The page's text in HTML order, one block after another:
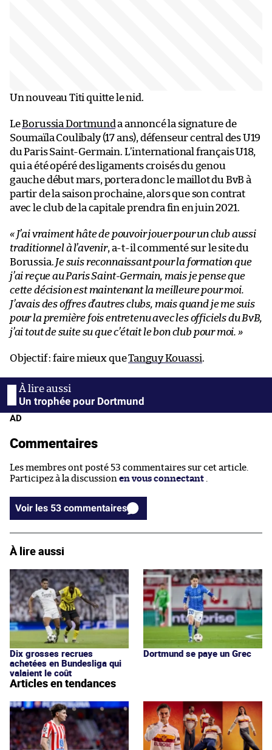
Un nouveau Titi quitte le nid.
LeBorussia Dortmund a annoncé la signature de
Soumaïla Coulibaly (17 ans), défenseur central des U19
du Paris Saint-Germain. L’international français U18,
qui a été opéré des ligaments croisés du genou
gauche début mars, portera donc le maillot du BvB à
partir de la saison prochaine, alors que son contrat
avec le club de la capitale prendra fin en juin 2021.
« J’ai vraiment hâte de pouvoir jouer pour un club aussi
traditionnel à l’avenir, a-t-il commenté sur le site du
Borussia. Je suis reconnaissant pour la formation que
j’ai reçue au Paris Saint-Germain, mais je pense que
cette décision est maintenant la meilleure pour moi.
J’avais des offres d’autres clubs, mais quand je me suis
pour la première fois entretenu avec les officiels du BvB,
j’ai tout de suite su que c’était le bon club pour moi. »
Objectif : faire mieux queTanguy Kouassi.
Un trophée pour Dortmund
AD
Commentaires
Les membres ont posté 53 commentaires sur cet article.
Participez à la discussion en vous connectant
Voir les 53 commentaires
À lire aussi
Dix grosses recrues
achetées en Bundesliga qui
valaient le coût
Dortmund se paye un Grec
Articles en tendances